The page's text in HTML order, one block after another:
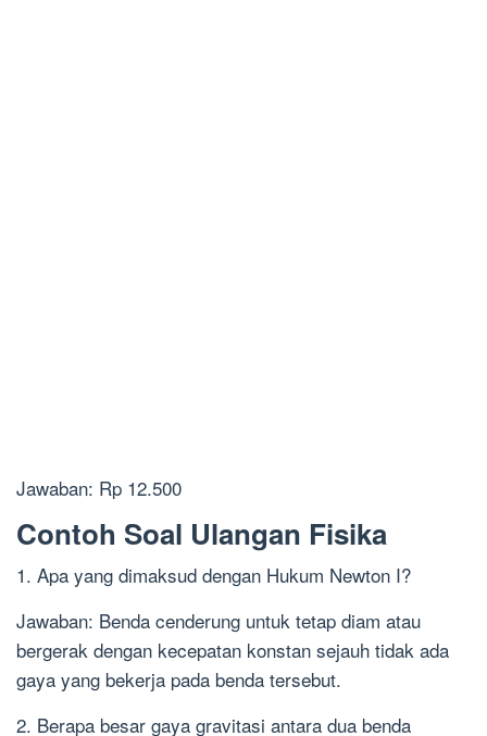
Jawaban: Rp 12.500
Contoh Soal Ulangan Fisika
1. Apa yang dimaksud dengan Hukum Newton I?
Jawaban: Benda cenderung untuk tetap diam atau
bergerak dengan kecepatan konstan sejauh tidak ada
gaya yang bekerja pada benda tersebut.
2. Berapa besar gaya gravitasi antara dua benda